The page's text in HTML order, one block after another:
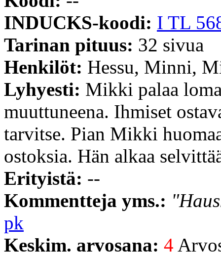
INDUCKS-koodi: I TL
Tarinan pituus: 32 sivua
Henkilöt: Hessu, Minni,
Lyhyesti: Mikki palaa
muuttuneena. Ihmiset
tarvitse. Pian Mikki
ostoksia. Hän alkaa
Erityistä: --
Kommentteja yms.:
pk
Keskim. arvosana: 4